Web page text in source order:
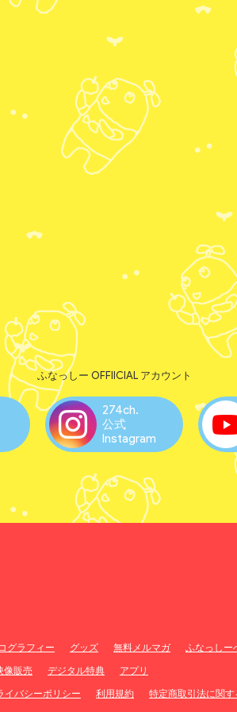
ふなっしー OFFIICIAL アカウント
274ch.
公式
Instagram
グラフィー グッズ 無料メルマガ
ふなっしー
像販売 デジタル特典
アプリ
イバシーポリシー 利用規約
特定商取引法に関す